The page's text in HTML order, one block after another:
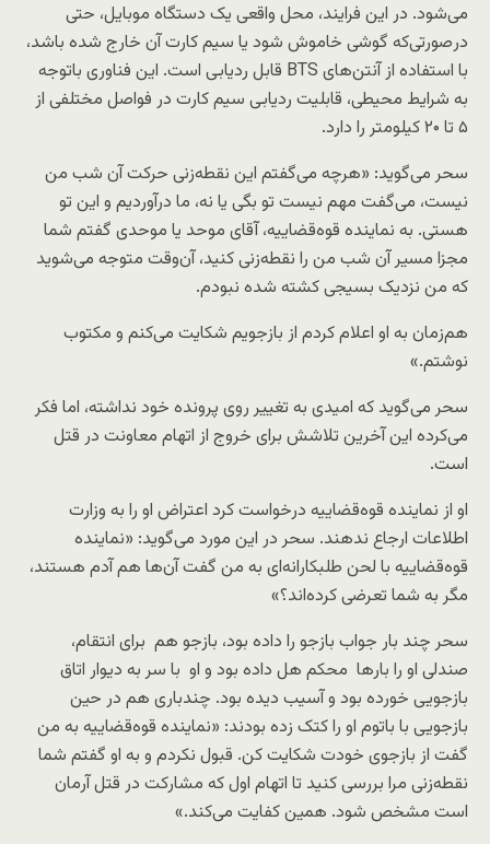
می‌شود. در این فرایند، محل واقعی یک دستگاه موبایل، حتی
در‌صورتی‌که گوشی خاموش شود یا سیم کارت آن خارج شده باشد،
با استفاده از آنتن‌های BTS قابل ردیابی است. این فناوری با‌توجه
به شرایط محیطی، قابلیت ردیابی سیم کارت در فواصل مختلفی از
۵ تا ۲۰ کیلومتر را دارد.
سحر می‌گوید: «هرچه می‌گفتم این نقطه‌زنی حرکت آن شب من
نیست، می‌گفت مهم نیست تو بگی یا نه، ما درآوردیم و این تو
هستی. به نماینده قوه‌قضاییه، آقای موحد یا موحدی گفتم شما
مجزا مسیر آن شب من را نقطه‌زنی کنید، آن‌وقت متوجه می‌شوید
که من نزدیک بسیجی کشته شده نبودم.
هم‌زمان به او اعلام کردم از بازجویم شکایت می‌کنم و مکتوب
نوشتم.»
سحر می‌گوید که امیدی به تغییر روی پرونده خود نداشته، اما فکر
می‌کرده این آخرین تلاشش برای خروج از اتهام معاونت در قتل
است.
او از نماینده قوه‌قضاییه درخواست کرد اعتراض او را به وزارت
اطلاعات ارجاع ندهند. سحر در این مورد می‌گوید: «نماینده
قوه‌قضاییه با لحن طلبکارانه‌ای به من گفت آن‌ها هم آدم هستند،
مگر به شما تعرضی کرده‌اند؟»
سحر چند بار جواب بازجو را داده بود، بازجو هم برای انتقام،
صندلی او را بارها محکم هل داده بود و او با سر به دیوار اتاق
بازجویی خورده بود و آسیب دیده بود. چندباری هم در حین
بازجویی با باتوم او را کتک زده بودند: «نماینده قوه‌قضاییه به من
گفت از بازجوی خودت شکایت کن. قبول نکردم و به او گفتم شما
نقطه‌زنی مرا بررسی کنید تا اتهام اول که مشارکت در قتل آرمان
است مشخص شود. همین کفایت می‌کند.»